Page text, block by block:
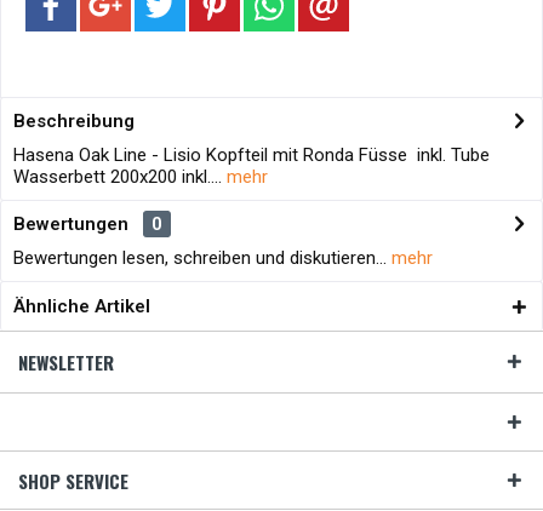
Beschreibung
Hasena Oak Line - Lisio Kopfteil mit Ronda Füsse inkl. Tube
Wasserbett 200x200 inkl.... mehr
Bewertungen
0
Bewertungen lesen, schreiben und diskutieren... mehr
Ähnliche Artikel
NEWSLETTER
SHOP SERVICE